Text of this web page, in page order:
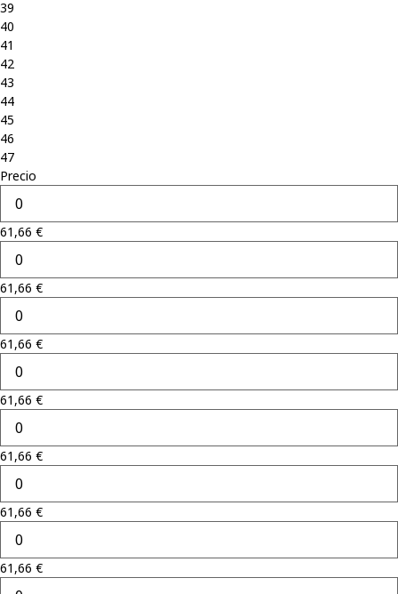
39
40
41
42
43
44
45
46
47
Precio
61,66 €
61,66 €
61,66 €
61,66 €
61,66 €
61,66 €
61,66 €